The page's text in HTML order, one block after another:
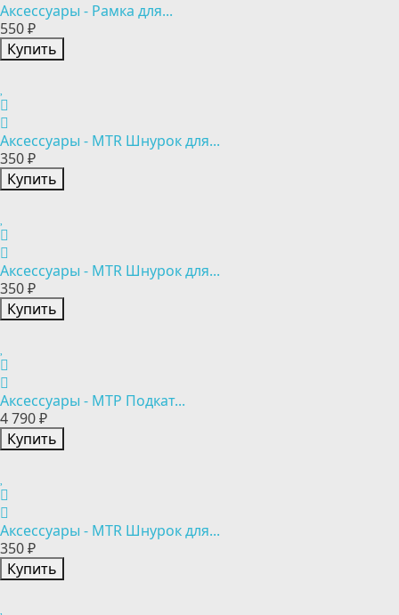
Аксессуары - Рамка для...
550 ₽
Купить
Аксессуары - MTR Шнурок для...
350 ₽
Купить
Аксессуары - MTR Шнурок для...
350 ₽
Купить
Аксессуары - MTP Подкат...
4 790 ₽
Купить
Аксессуары - MTR Шнурок для...
350 ₽
Купить